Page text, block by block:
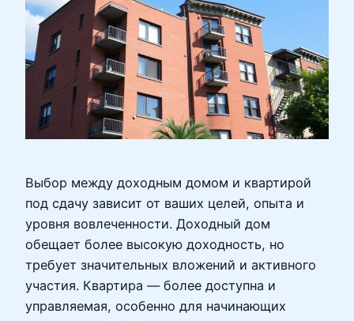
Выбор между доходным домом и квартирой
под сдачу зависит от ваших целей, опыта и
уровня вовлеченности. Доходный дом
обещает более высокую доходность, но
требует значительных вложений и активного
участия. Квартира — более доступна и
управляемая, особенно для начинающих